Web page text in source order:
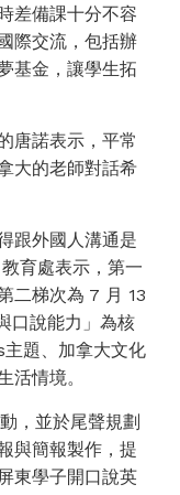
差備課十分不容
際交流，包括辦
基金，讓學生拓
唐諾表示，平常
大的老師對話希
跟外國人溝通是
育處表示，第一
二梯次為 7 月 13
口說能力」為核
題、加拿大文化
活情境。
，並於尾聲規劃
與簡報製作，提
東學子開口說英